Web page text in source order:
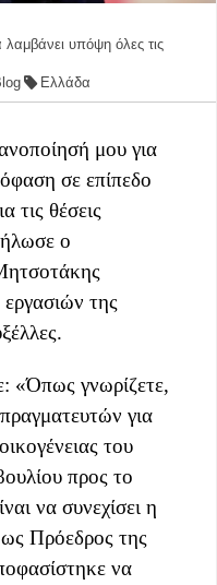
υπόψη όλες τις
Ελλάδα
μου για
σε επίπεδο
τις θέσεις
ο
της
«Όπως γνωρίζετε,
για
του
προς το
να συνεχίσει η
Πρόεδρος της
να